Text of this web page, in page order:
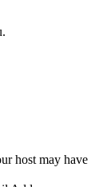
host may have